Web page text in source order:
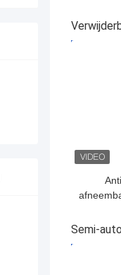
En
Semi-